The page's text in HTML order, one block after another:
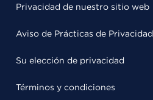
Privacidad de nuestro sitio web
Aviso de Prácticas de Privacidad
Su elección de privacidad
Términos y condiciones